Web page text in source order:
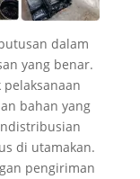
dalam
yang benar.
bahan yang
di utamakan.
pengiriman